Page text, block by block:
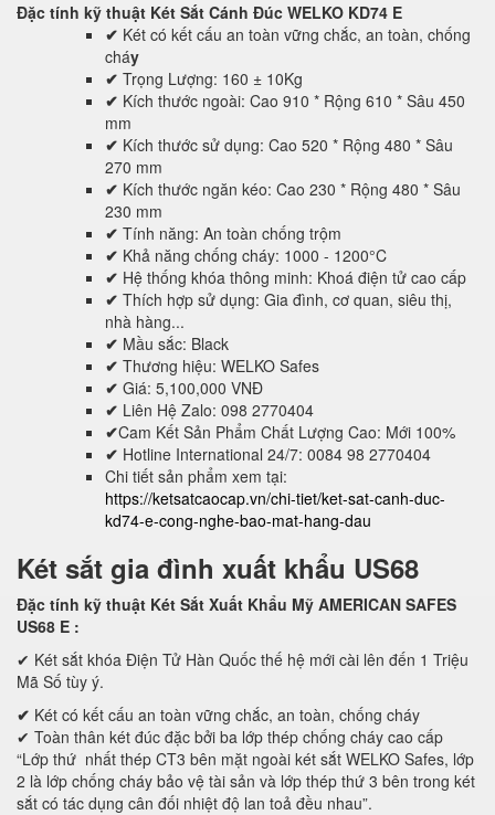
Đặc tính kỹ thuật Két Sắt Cánh Đúc WELKO KD74 E
✔ Két có kết cấu an toàn vững chắc, an toàn, chống
cháy
✔ Trọng Lượng: 160 ± 10Kg
✔ Kích thước ngoài: Cao 910 * Rộng 610 * Sâu 450
mm
✔ Kích thước sử dụng: Cao 520 * Rộng 480 * Sâu
270 mm
✔ Kích thước ngăn kéo: Cao 230 * Rộng 480 * Sâu
230 mm
✔ Tính năng: An toàn chống trộm
✔ Khả năng chống cháy: 1000 - 1200°C
✔ Hệ thống khóa thông minh: Khoá điện tử cao cấp
✔ Thích hợp sử dụng: Gia đình, cơ quan, siêu thị,
nhà hàng...
✔ Mầu sắc: Black
✔ Thương hiệu: WELKO Safes
✔ Giá: 5,100,000 VNĐ
✔ Liên Hệ Zalo: 098 2770404
✔Cam Kết Sản Phẩm Chất Lượng Cao: Mới 100%
✔ Hotline International 24/7: 0084 98 2770404
Chi tiết sản phẩm xem tại:
https://ketsatcaocap.vn/chi-tiet/ket-sat-canh-duc-
kd74-e-cong-nghe-bao-mat-hang-dau
Két sắt gia đình xuất khẩu US68
Đặc tính kỹ thuật Két Sắt Xuất Khẩu Mỹ AMERICAN SAFES
US68 E :
✔ Két sắt khóa Điện Tử Hàn Quốc thế hệ mới cài lên đến 1 Triệu
Mã Số tùy ý.
✔ Két có kết cấu an toàn vững chắc, an toàn, chống cháy
✔ Toàn thân két đúc đặc bởi ba lớp thép chống cháy cao cấp
“Lớp thứ nhất thép CT3 bên mặt ngoài két sắt WELKO Safes, lớp
2 là lớp chống cháy bảo vệ tài sản và lớp thép thứ 3 bên trong két
sắt có tác dụng cân đối nhiệt độ lan toả đều nhau”.